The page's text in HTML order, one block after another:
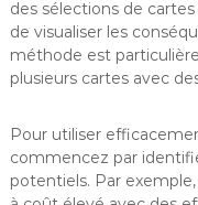
des sélections de
de visualiser les
méthode est
plusieurs cartes avec
Pour utiliser
commencez par
potentiels. Par